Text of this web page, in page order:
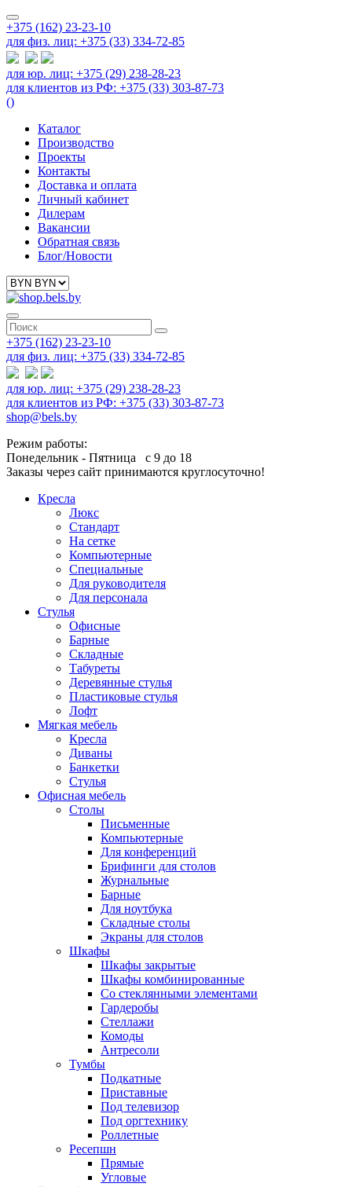
+375 (162) 23-23-10
для физ. лиц: +375 (33) 334-72-85
для юр. лиц: +375 (29) 238-28-23
для клиентов из РФ: +375 (33) 303-87-73
()
Каталог
Производство
Проекты
Контакты
Доставка и оплата
Личный кабинет
Дилерам
Вакансии
Обратная связь
Блог/Новости
+375 (162) 23-23-10
для физ. лиц: +375 (33) 334-72-85
для юр. лиц: +375 (29) 238-28-23
для клиентов из РФ: +375 (33) 303-87-73
shop@bels.by
Режим работы:
Понедельник - Пятница с 9 до 18
Заказы через сайт принимаются круглосуточно!
Кресла
Люкс
Стандарт
На сетке
Компьютерные
Специальные
Для руководителя
Для персонала
Стулья
Офисные
Барные
Складные
Табуреты
Деревянные стулья
Пластиковые стулья
Лофт
Мягкая мебель
Кресла
Диваны
Банкетки
Стулья
Офисная мебель
Столы
Письменные
Компьютерные
Для конференций
Брифинги для столов
Журнальные
Барные
Для ноутбука
Складные столы
Экраны для столов
Шкафы
Шкафы закрытые
Шкафы комбинированные
Со стеклянными элементами
Гардеробы
Стеллажи
Комоды
Антресоли
Тумбы
Подкатные
Приставные
Под телевизор
Под оргтехнику
Роллетные
Ресепшн
Прямые
Угловые